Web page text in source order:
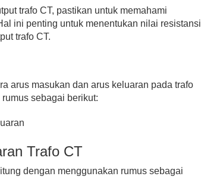
trafo CT, pastikan untuk memahami
ini penting untuk menentukan nilai resistansi
trafo CT.
arus masukan dan arus keluaran pada trafo
sebagai berikut:
Trafo CT
dengan menggunakan rumus sebagai